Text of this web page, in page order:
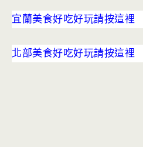
宜蘭美食好吃好玩請按這裡
北部美食好吃好玩請按這裡